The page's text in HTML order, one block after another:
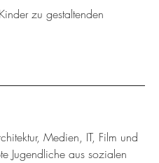
zu gestaltenden
Medien, IT, Film und
Jugendliche aus sozialen